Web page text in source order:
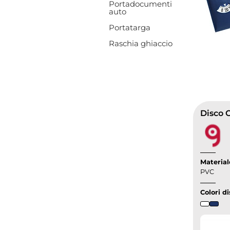
Portadocumenti
auto
Portatarga
Raschia ghiaccio
Disco
PVC
Colori